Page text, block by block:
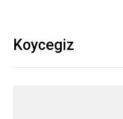
Koycegiz